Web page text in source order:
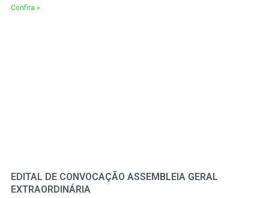
Confira »
EDITAL DE CONVOCAÇÃO ASSEMBLEIA GERAL
EXTRAORDINÁRIA